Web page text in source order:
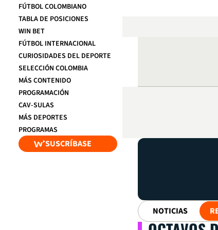
FÚTBOL COLOMBIANO
TABLA DE POSICIONES
WIN BET
FÚTBOL INTERNACIONAL
CURIOSIDADES DEL DEPORTE
SELECCIÓN COLOMBIA
MÁS CONTENIDO
PROGRAMACIÓN
CAV-SULAS
MÁS DEPORTES
PROGRAMAS
SUSCRÍBASE
NOTICIAS